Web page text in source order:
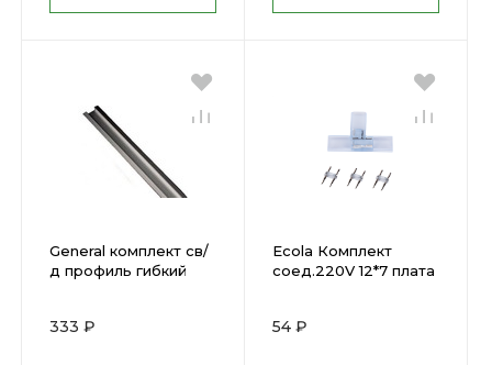
General комплект св/
д профиль гибкий
поликарб 523400 (
333 ₽
Ecola Комплект
соед.220V 12*7 плата
конт IP68( 601164 )
54 ₽